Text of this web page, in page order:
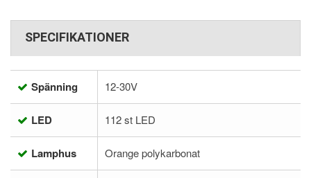
SPECIFIKATIONER
Spänning 12-30V
LED 112 st LED
Lamphus Orange polykarbonat